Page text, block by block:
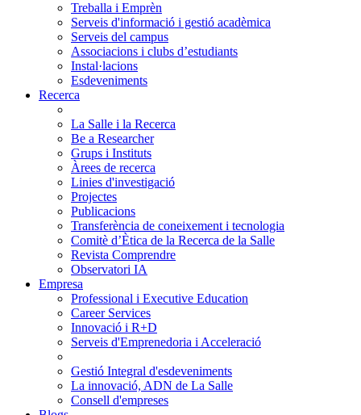
Treballa i Emprèn
Serveis d'informació i gestió acadèmica
Serveis del campus
Associacions i clubs d’estudiants
Instal·lacions
Esdeveniments
Recerca
La Salle i la Recerca
Be a Researcher
Grups i Instituts
Àrees de recerca
Linies d'investigació
Projectes
Publicacions
Transferència de coneixement i tecnologia
Comitè d’Ètica de la Recerca de la Salle
Revista Comprendre
Observatori IA
Empresa
Professional i Executive Education
Career Services
Innovació i R+D
Serveis d'Emprenedoria i Acceleració
Gestió Integral d'esdeveniments
La innovació, ADN de La Salle
Consell d'empreses